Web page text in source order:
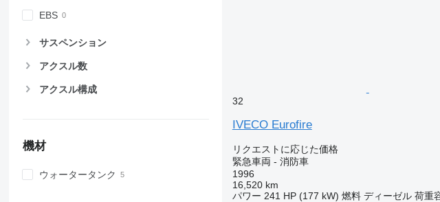
EBS
サスペンション
アクスル数
アクスル構成
機材
ウォータータンク
32
IVECO Eurofire
リクエストに応じた価格
緊急車両 - 消防車
1996
16,520 km
パワー 241 HP (177 kW) 燃料 ディーゼル 荷重